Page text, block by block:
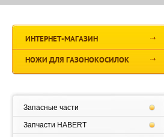
ИНТЕРНЕТ-МАГАЗИН
НОЖИ ДЛЯ ГАЗОНОКОСИЛОК
Запасные части
Запчасти HABERT